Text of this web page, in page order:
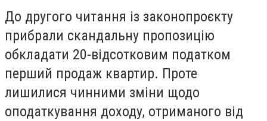
До другого читання із законопроєкту
прибрали скандальну пропозицію
обкладати 20-відсотковим податком
перший продаж квартир. Проте
лишилися чинними зміни щодо
оподаткування доходу, отриманого від